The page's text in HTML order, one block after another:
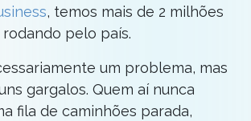
, temos mais de 2 milhões
pelo país.
um problema, mas
gargalos. Quem aí nunca
fila de caminhões parada,